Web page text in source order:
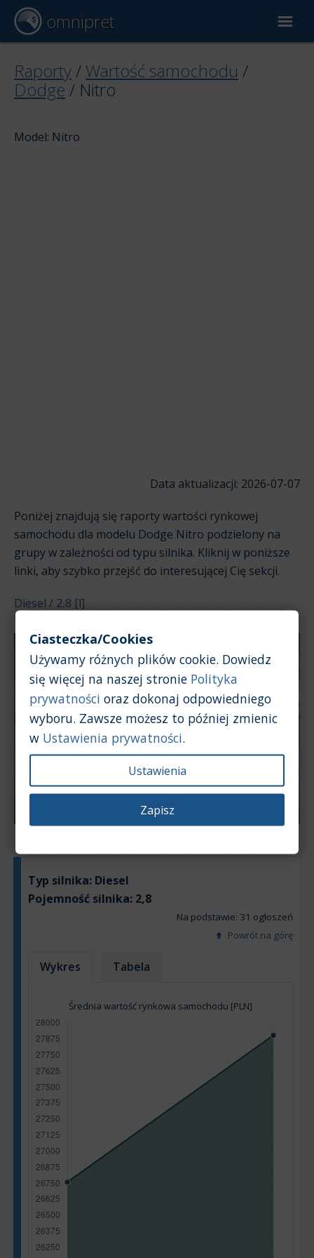
omnipret
Wycena samochodu
Raporty / Wartość samochodu /
Dodge/ Nitro
Model: Nitro
Data aktualizacji: 2026-07-07
Poniżej znajdują się raporty wartości rynkowej
samochodu dla modelu Dodge Nitro podzielony na
grupy w zależności od typu silnika. Kliknij w poniższe
linki, aby szybko przejść do interesującej Cię sekcji.
Diesel / 2,8 [l]
Typ silnika: Diesel
Pojemność silnika: 2,8
Na podstawie: 31 ogłoszeń
Powrót na górę
Wykres Tabela
Średnia wartość rynkowa samochodu [PLN]
Ciasteczka/Cookies
Używamy różnych plików cookie. Dowiedz
się więcej na naszej stronie Polityka
prywatności oraz dokonaj odpowiedniego
wyboru. Zawsze możesz to później zmienic
w Ustawienia prywatności.
Ustawienia
Zapisz